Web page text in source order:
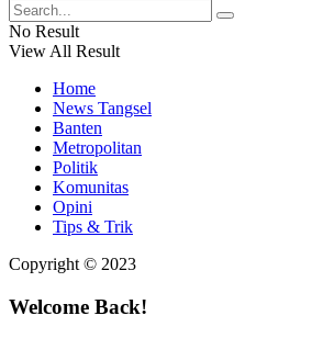
No Result
View All Result
Home
News Tangsel
Banten
Metropolitan
Politik
Komunitas
Opini
Tips & Trik
Copyright © 2023
Welcome Back!